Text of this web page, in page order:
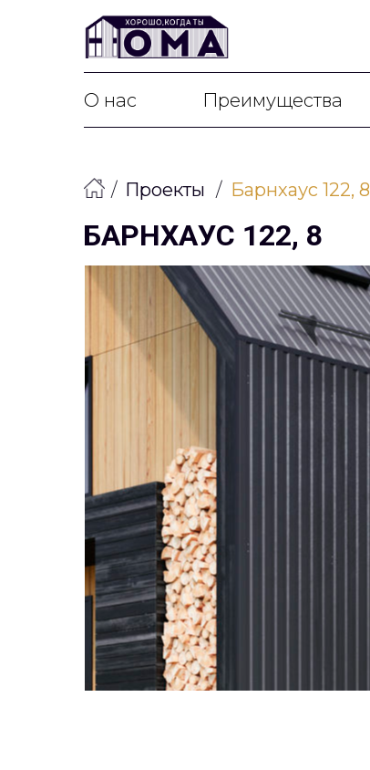
О нас Преимущества
БАРНХАУС 122, 8
Барнхаус 122, 8
Проекты /
/